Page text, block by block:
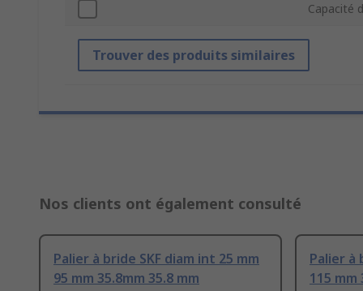
Capacité
Trouver des produits similaires
Nos clients ont également consulté
Palier à bride SKF diam int 25 mm
95 mm 35.8mm 35.8 mm
Palier à
115 mm